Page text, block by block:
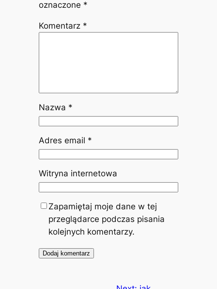
oznaczone *
Komentarz *
Nazwa *
Adres email *
Witryna internetowa
Zapamiętaj moje dane w tej
przeglądarce podczas pisania
kolejnych komentarzy.